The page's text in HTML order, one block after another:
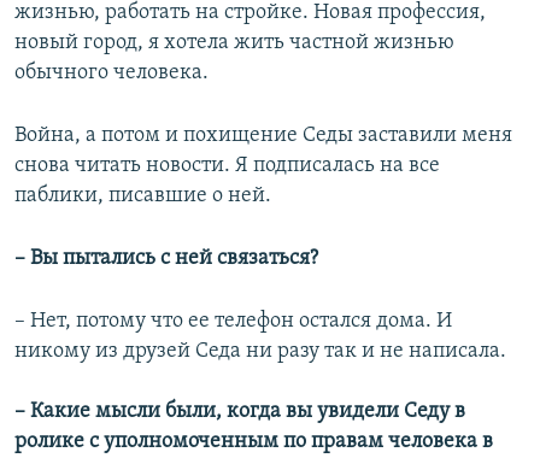
жизнью, работать на стройке. Новая профессия,
новый город, я хотела жить частной жизнью
обычного человека.
Война, а потом и похищение Седы заставили меня
снова читать новости. Я подписалась на все
паблики, писавшие о ней.
– Вы пытались с ней связаться?
– Нет, потому что ее телефон остался дома. И
никому из друзей Седа ни разу так и не написала.
– Какие мысли были, когда вы увидели Седу в
ролике с уполномоченным по правам человека в